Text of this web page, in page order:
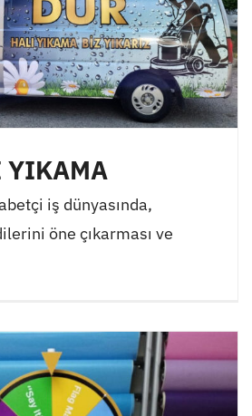
YIKAMA
iş dünyasında,
öne çıkarması ve